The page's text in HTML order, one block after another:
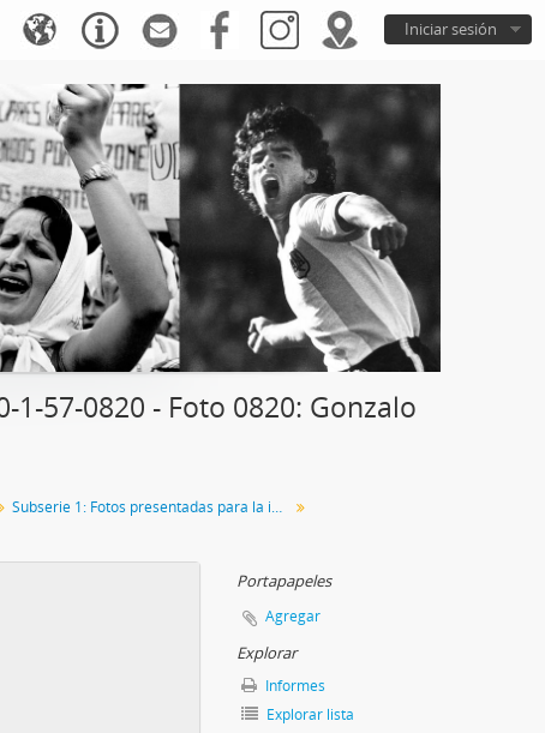
Iniciar sesión
1-57-0820 - Foto 0820: Gonzalo
Subserie 1: Fotos presentadas para la intervención
Portapapeles
Agregar
Explorar
Informes
Explorar lista